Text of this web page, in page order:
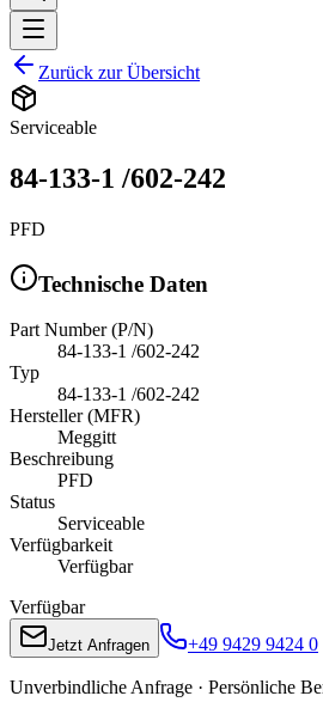
Zurück zur Übersicht
Serviceable
84-133-1 /602-242
PFD
Technische Daten
Part Number (P/N)
84-133-1 /602-242
Typ
84-133-1 /602-242
Hersteller (MFR)
Meggitt
Beschreibung
PFD
Status
Serviceable
Verfügbarkeit
Verfügbar
Verfügbar
Jetzt Anfragen +49 9429 9424 0
Unverbindliche Anfrage · Persönliche